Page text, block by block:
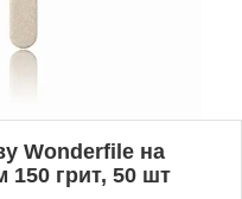
Wonderfile на
150 грит, 50 шт